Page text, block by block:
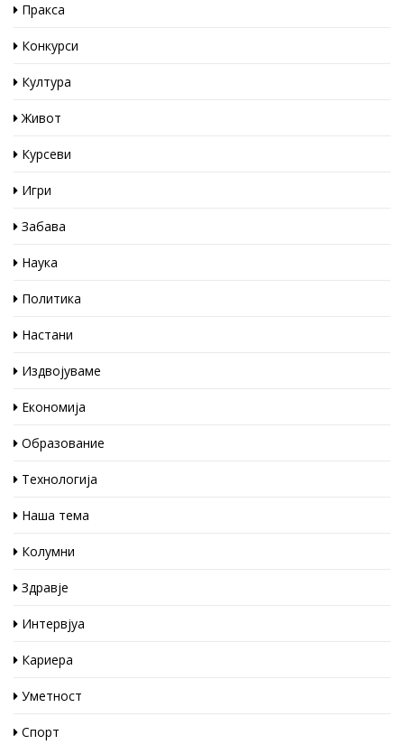
Пракса
Конкурси
Култура
Живот
Курсеви
Игри
Забава
Наука
Политика
Настани
Издвојуваме
Економија
Образование
Технологија
Наша тема
Колумни
Здравје
Интервјуа
Кариера
Уметност
Спорт